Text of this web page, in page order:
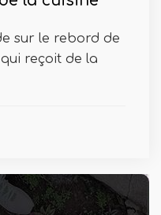
sur le rebord de
reçoit de la